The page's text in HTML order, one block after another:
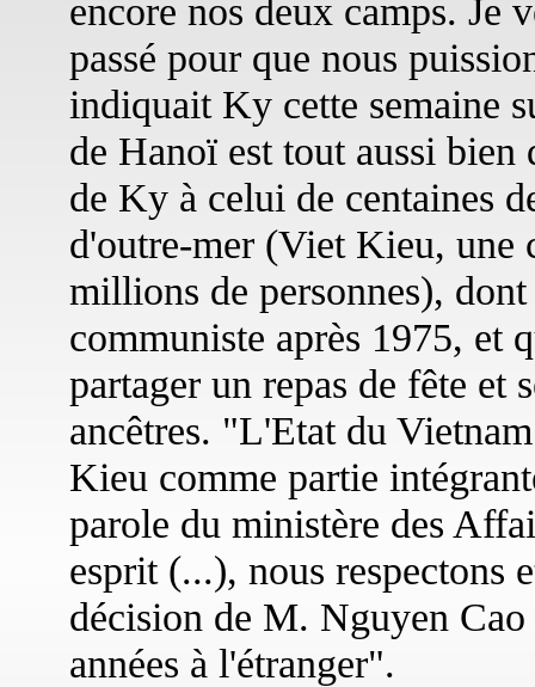
encore nos deux camps. Je
passé pour que nous
indiquait Ky cette semaine
de Hanoï est tout aussi
de Ky à celui de centaines
d'outre-mer (Viet Kieu, une
millions de personnes),
communiste après 1975, et
partager un repas de fête et
ancêtres. "L'Etat du
Kieu comme partie
parole du ministère des
esprit (...), nous respectons
décision de M. Nguyen
années à l'étranger".